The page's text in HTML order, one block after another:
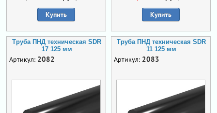
Купить Купить
Труба ПНД техническая SDR
17 125 мм
Артикул: 2082
Труба ПНД техническая SDR
11 125 мм
Артикул: 2083